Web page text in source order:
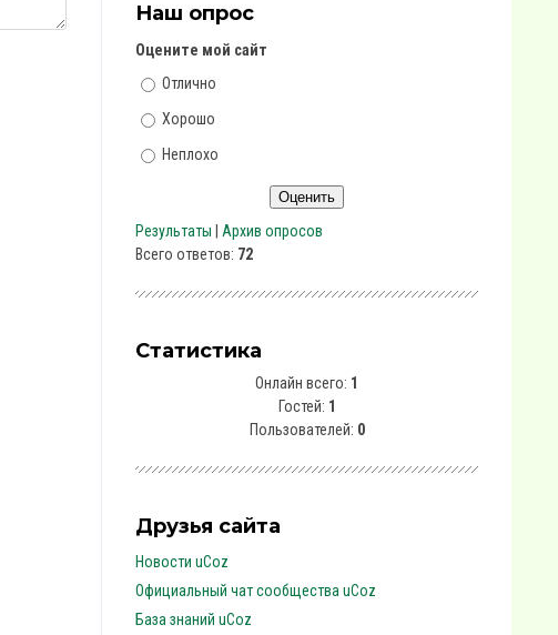
Наш опрос
Оцените мой сайт
Отлично
Хорошо
Неплохо
Результаты
Архив опросов
Всего ответов: 72
Статистика
Онлайн всего: 1
Гостей: 1
Пользователей: 0
Друзья сайта
Новости uCoz
Официальный чат сообщества uCoz
База знаний uCoz